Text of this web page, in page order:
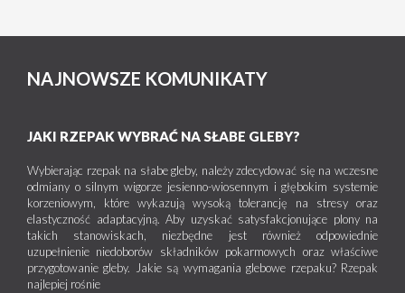
NAJNOWSZE KOMUNIKATY
JAKI RZEPAK WYBRAĆ NA SŁABE GLEBY?
Wybierając rzepak na słabe gleby, należy zdecydować się na wczesne
odmiany o silnym wigorze jesienno-wiosennym i głębokim systemie
korzeniowym, które wykazują wysoką tolerancję na stresy oraz
elastyczność adaptacyjną. Aby uzyskać satysfakcjonujące plony na
takich stanowiskach, niezbędne jest również odpowiednie
uzupełnienie niedoborów składników pokarmowych oraz właściwe
przygotowanie gleby. Jakie są wymagania glebowe rzepaku? Rzepak
najlepiej rośnie